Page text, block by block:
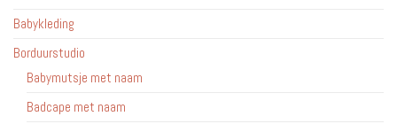
Babykleding
Borduurstudio
Babymutsje met naam
Badcape met naam